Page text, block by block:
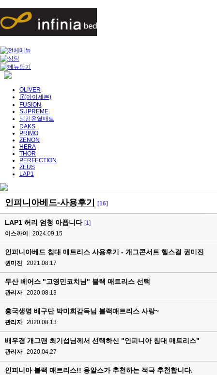
OLIVER
I7(아이세븐)
FUSION
SUPREME
냉감온열매트
DAKS
PRIMO
ZENON
HERA
THOR
PERFECTION
ZEUS
LAP1
인피니아베드-사용후기 [16]
LAP1 허리 엄청 아픕니다 [1]
이스까이
2024.09.15
인피니아베드 침대 매트리스 사용후기 - 개그콘서트 헬스걸 권미진
권미진 2021.08.17
두산 베어스 "고영민코치님" 블랙 매트리스 선택
관리자 2020.08.13
흥국생명 배구단 박미희감독님 블랙매트리스 사랑~
관리자 2020.08.13
배우겸 개그맨 최기섭님께서 선택하신 "인피니아 침대 매트리스"
관리자 2020.04.27
인피니아 블랙 매트리스!! 옹알스가 추천하는 적극 추천합니다.